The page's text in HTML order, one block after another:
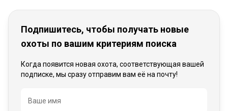
Подпишитесь, чтобы получать новые
охоты по вашим критериям поиска
Когда появится новая охота, соответствующая вашей
подписке, мы сразу отправим вам её на почту!
Название
Ваше имя